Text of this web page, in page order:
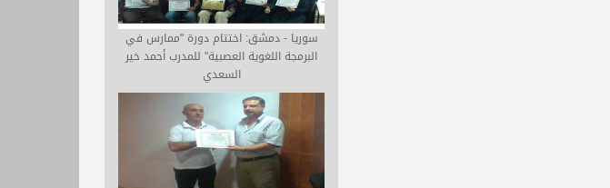
سوريا - دمشق: اختتام دورة "ممارس في
البرمجة اللغوية العصبية" للمدرب أحمد خير
السعدي